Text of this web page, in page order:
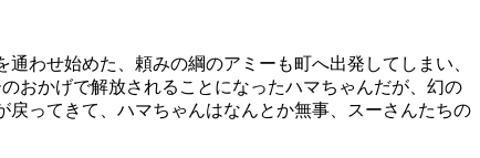
わせ始めた、頼みの綱のアミーも町へ出発してしまい、
かげで解放されることになったハマちゃんだが、幻の
ってきて、ハマちゃんはなんとか無事、スーさんたちの